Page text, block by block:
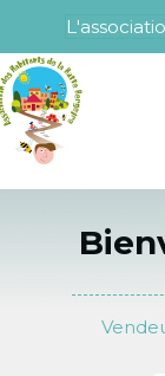
contenu
principal